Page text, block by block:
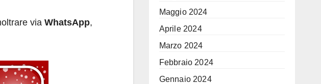
via WhatsApp,
Maggio 2024
Aprile 2024
Marzo 2024
Febbraio 2024
Gennaio 2024